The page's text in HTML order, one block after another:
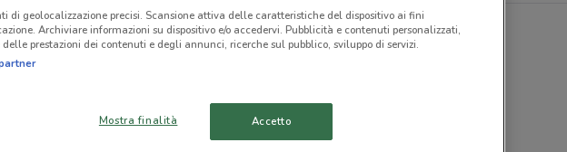
SESTU CAGLIARI
TRAPANI
di geolocalizzazione precisi. Scansione attiva delle caratteristiche del dispositivo ai fini
Archiviare informazioni su dispositivo e/o accedervi. Pubblicità e contenuti personalizzati,
prestazioni dei contenuti e degli annunci, ricerche sul pubblico, sviluppo di servizi.
Mostra finalità Accetto